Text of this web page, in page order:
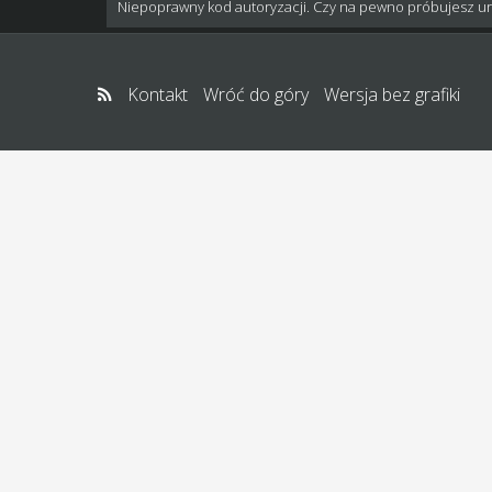
Niepoprawny kod autoryzacji. Czy na pewno próbujesz
Kontakt Wróć do góry Wersja bez grafiki